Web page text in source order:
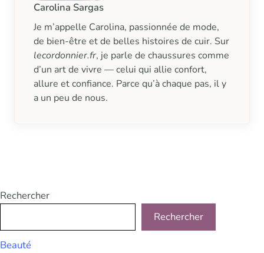
Carolina Sargas
Je m’appelle Carolina, passionnée de mode,
de bien-être et de belles histoires de cuir. Sur
lecordonnier.fr, je parle de chaussures comme
d’un art de vivre — celui qui allie confort,
allure et confiance. Parce qu’à chaque pas, il y
a un peu de nous.
Rechercher
Rechercher
Beauté